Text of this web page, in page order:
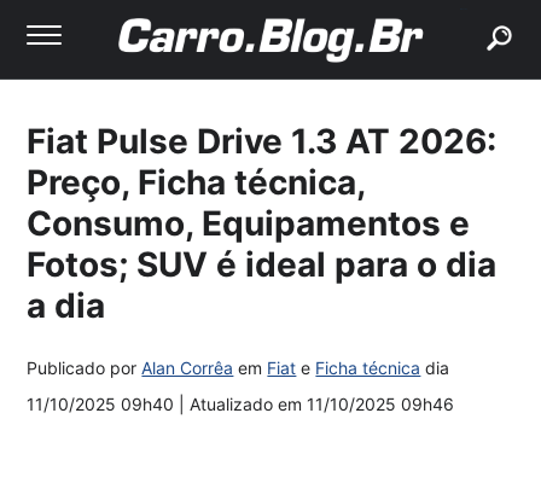
Fiat Pulse Drive 1.3 AT 2026:
Preço, Ficha técnica,
Consumo, Equipamentos e
Fotos; SUV é ideal para o dia
a dia
Publicado porAlan Corrêa em Fiat e Ficha técnica dia
11/10/2025 09h40
| Atualizado em11/10/2025 09h46